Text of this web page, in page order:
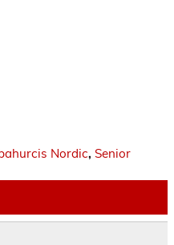
Nordic, Senior